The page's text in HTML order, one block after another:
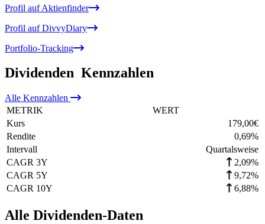
Profil auf Aktienfinder
Profil auf DivvyDiary
Portfolio-Tracking
Dividenden Kennzahlen
Alle Kennzahlen
METRIK
WERT
Kurs
179,00€
Rendite
0,69%
Intervall
Quartalsweise
CAGR 3Y
2,09%
CAGR 5Y
9,72%
CAGR 10Y
6,88%
Alle Dividenden-Daten